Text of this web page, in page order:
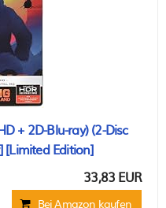
+ 2D-Blu-ray) (2-Disc
[Limited Edition]
33,83 EUR
Bei Amazon kaufen